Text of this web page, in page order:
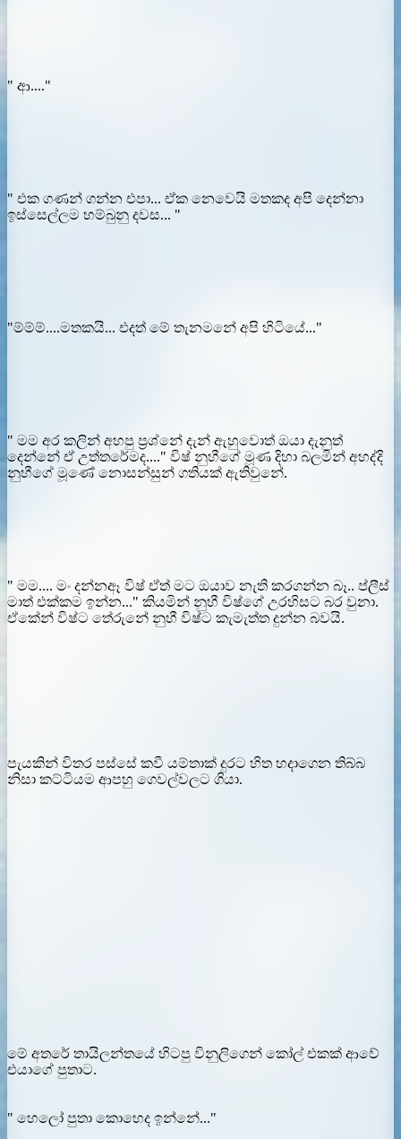
" ආ...."
" එක ගණන් ගන්න එපා... ඒක නෙවෙයි මතකද අපි දෙන්නා
ඉස්සෙල්ලම හම්බුනු දවස... "
"ම්ම්ම්....මතකයි... එදත් මේ තැනමනේ අපි හිටියේ..."
" මම අර කලින් අහපු ප්‍රශ්නේ දැන් ඇහුවොත් ඔයා දැනුත්
දෙන්නේ ඒ උත්තරේමද...." විෂ් නුහීගේ මූණ දිහා බලමින් අහද්දි
නුහීගේ මූණේ නොසන්සුන් ගතියක් ඇතිවුනේ.
" මම.... මං දන්නඈ විෂ් ඒත් මට ඔයාව නැති කරගන්න බෑ.. ප්ලීස්
මාත් එක්කම ඉන්න..." කියමින් නුහී විෂ්ගේ උරහිසට බර වුනා.
ඒකේන් විෂ්ට තේරුනේ නුහී විෂ්ට කැමැත්ත දුන්න බවයි.
පැයකින් විතර පස්සේ කවී යම්තාක් දුරට හිත හදාගෙන තිබ්බ
නිසා කට්ටියම ආපහු ගෙවල්වලට ගියා.
මේ අතරේ තායිලන්තයේ හිටපු විනුලිගෙන් කෝල් එකක් ආවේ
එයාගේ පුතාට.
" හෙලෝ පුතා කොහෙද ඉන්නේ..."